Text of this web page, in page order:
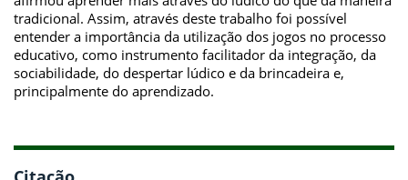
tradicional. Assim, através deste trabalho foi possível
entender a importância da utilização dos jogos no processo
educativo, como instrumento facilitador da integração, da
sociabilidade, do despertar lúdico e da brincadeira e,
principalmente do aprendizado.